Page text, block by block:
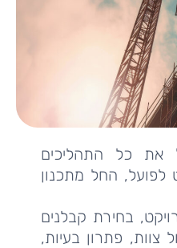
את כל התהליכים
לפועל, החל מתכנון
בחירת קבלנים
צוות, פתרון בעיות,